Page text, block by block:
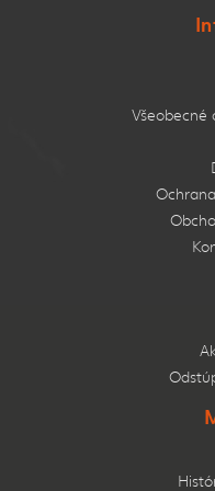
Všeobecné